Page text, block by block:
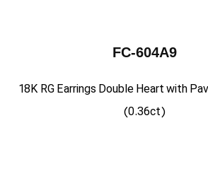
FC-604A9
18K RG Earrings Double Heart with
(0.36ct)